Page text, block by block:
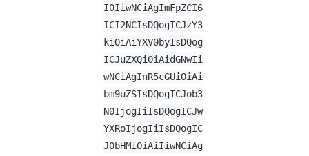
I0IiwNCiAgImFpZCI6
ICI2NCIsDQogICJzY3
kiOiAiYXV0byIsDQog
ICJuZXQiOiAidGNwIi
wNCiAgInR5cGUiOiAi
bm9uZSIsDQogICJob3
N0IjogIiIsDQogICJw
YXRoIjogIiIsDQogIC
J0bHMiOiAiIiwNCiAg